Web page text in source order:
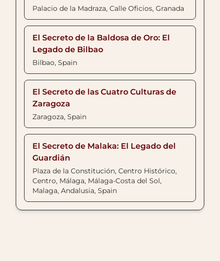
Palacio de la Madraza, Calle Oficios, Granada
El Secreto de la Baldosa de Oro: El
Legado de Bilbao
Bilbao, Spain
El Secreto de las Cuatro Culturas de
Zaragoza
Zaragoza, Spain
El Secreto de Malaka: El Legado del
Guardián
Plaza de la Constitución, Centro Histórico,
Centro, Málaga, Málaga-Costa del Sol,
Malaga, Andalusia, Spain